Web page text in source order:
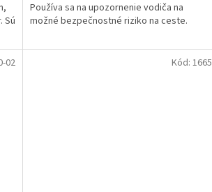
Sú
z
5
Používa sa na upozornenie vodiča na
možné bezpečnostné riziko na ceste.
02 Kód: 1665